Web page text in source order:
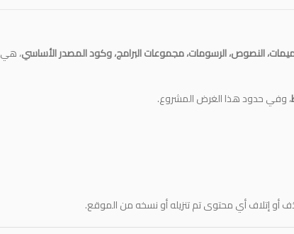
النصوص، الرسومات، مجموعات البرامج، وكود المصدر الأساسي، هي
، وفي حدود هذا الغرض المشروع.
أو إتلاف أي محتوى تم تنزيله أو نسخه من الموقع.